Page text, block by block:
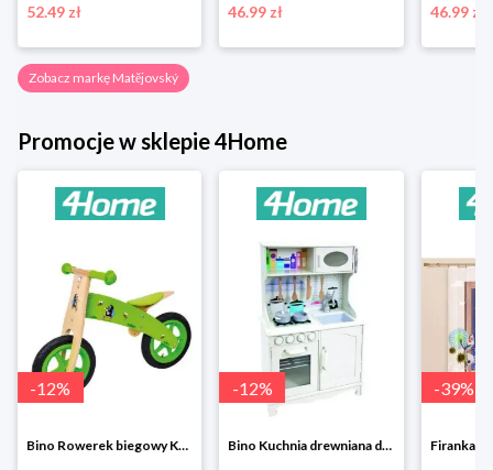
52.49 zł
46.99 zł
46.99 zł
Zobacz markę Matějovský
Promocje w sklepie 4Home
-12%
Bino Rowerek biegowy Krecik
-12%
Bino Kuchnia drewniana dla dzieci Provence
-39%